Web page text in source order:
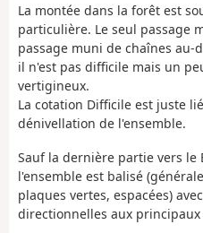
La montée dans la forêt est
particulière. Le seul passage
passage muni de chaînes au-
il n'est pas difficile mais un
vertigineux.
La cotation Difficile est juste
dénivellation de l'ensemble.
Sauf la dernière partie vers le
l'ensemble est balisé
plaques vertes, espacées)
directionnelles aux principaux